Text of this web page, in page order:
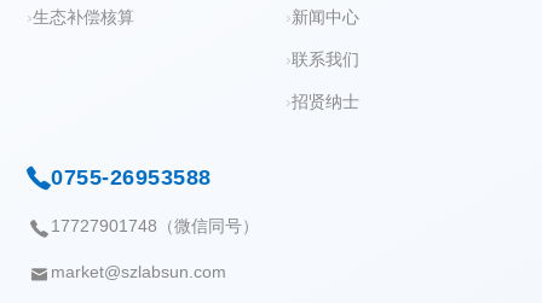
生态补偿核算 新闻中心
联系我们
招贤纳士
0755-26953588
17727901748（微信同号）
market@szlabsun.com